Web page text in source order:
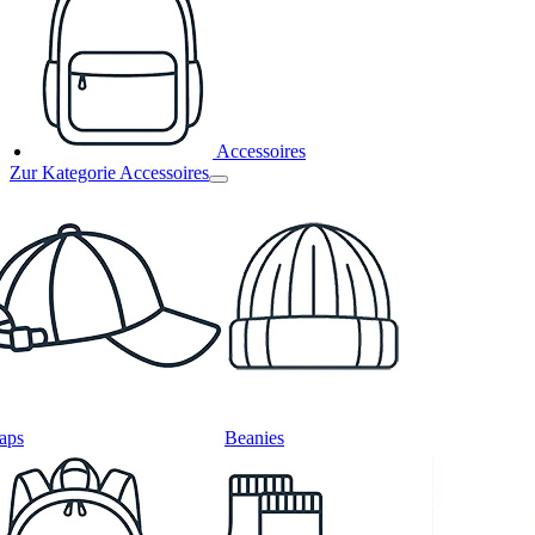
Accessoires
Zur Kategorie Accessoires
Beanies